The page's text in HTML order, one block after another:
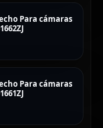
Para cámaras
Para cámaras